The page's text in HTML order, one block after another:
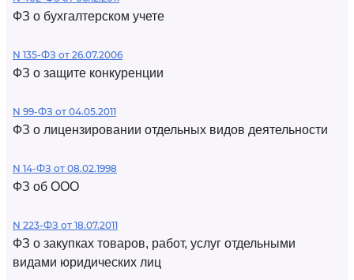
ФЗ о бухгалтерском учете
N 135-ФЗ от 26.07.2006
ФЗ о защите конкуренции
N 99-ФЗ от 04.05.2011
ФЗ о лицензировании отдельных видов деятельности
N 14-ФЗ от 08.02.1998
ФЗ об ООО
N 223-ФЗ от 18.07.2011
ФЗ о закупках товаров, работ, услуг отдельными
видами юридических лиц